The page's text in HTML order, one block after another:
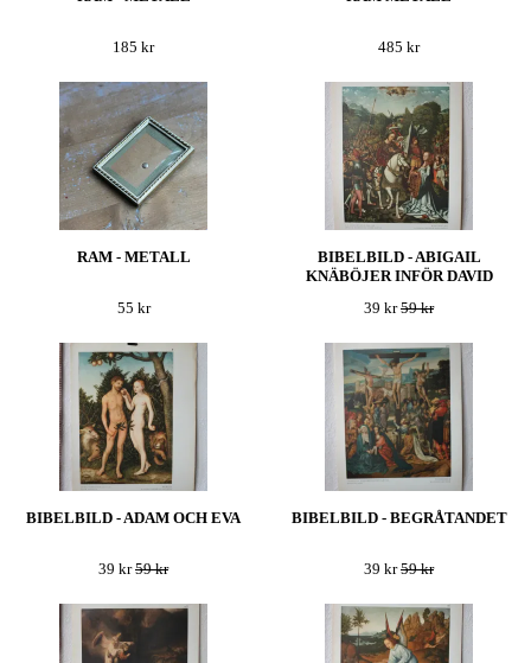
185 kr 485 kr
RAM - METALL
55 kr
BIBELBILD - ABIGAIL
KNÄBÖJER INFÖR DAVID
39 kr59 kr
BIBELBILD - ADAM OCH EVA
39 kr59 kr
BIBELBILD - BEGRÅTANDET
39 kr59 kr